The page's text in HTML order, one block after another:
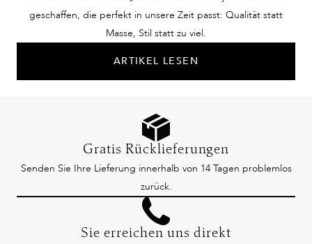
geschaffen, die perfekt in unsere Zeit passt: Qualität statt
Masse, Stil statt zu viel.
ARTIKEL LESEN
Gratis Rücklieferungen
Senden Sie Ihre Lieferung innerhalb von 14 Tagen problemlos
zurück.
Sie erreichen uns direkt